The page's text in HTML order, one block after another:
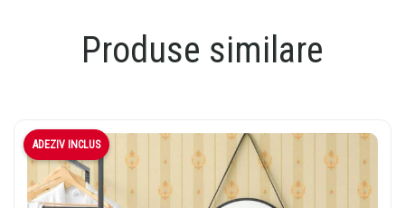
Produse similare
ADEZIV INCLUS